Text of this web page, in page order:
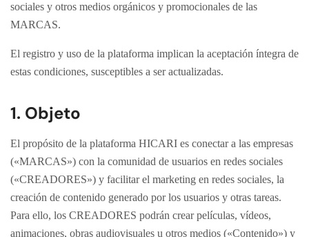
sociales y otros medios orgánicos y promocionales de las
MARCAS.
El registro y uso de la plataforma implican la aceptación íntegra de
estas condiciones, susceptibles a ser actualizadas.
1. Objeto
El propósito de la plataforma HICARI es conectar a las empresas
(«MARCAS») con la comunidad de usuarios en redes sociales
(«CREADORES») y facilitar el marketing en redes sociales, la
creación de contenido generado por los usuarios y otras tareas.
Para ello, los CREADORES podrán crear películas, vídeos,
animaciones, obras audiovisuales u otros medios («Contenido») y